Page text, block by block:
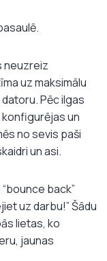
neuzreiz
uz maksimālu
Pēc ilgas
un
no sevis paši
un asi.
back”
uz darbu!” Šādu
lietas, ko
jaunas